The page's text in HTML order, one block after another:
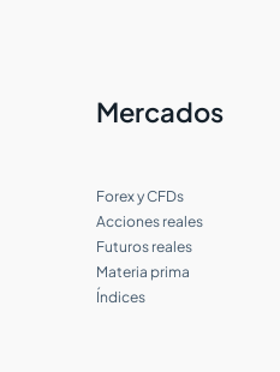
¿Qué
¿En qué
abrir una cuenta
¿Cuáles son
Mercados
Forex y CFDs
Acciones reales
Futuros reales
Materia prima
Índices